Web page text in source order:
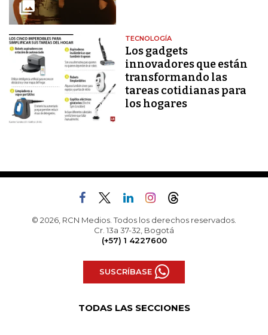
TECNOLOGÍA
Los gadgets
innovadores que están
transformando las
tareas cotidianas para
los hogares
© 2026, RCN Medios. Todos los derechos reservados.
Cr. 13a 37-32, Bogotá
(+57) 1 4227600
SUSCRÍBASE
TODAS LAS SECCIONES